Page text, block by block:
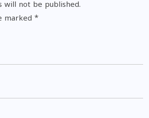
will not be published.
marked *